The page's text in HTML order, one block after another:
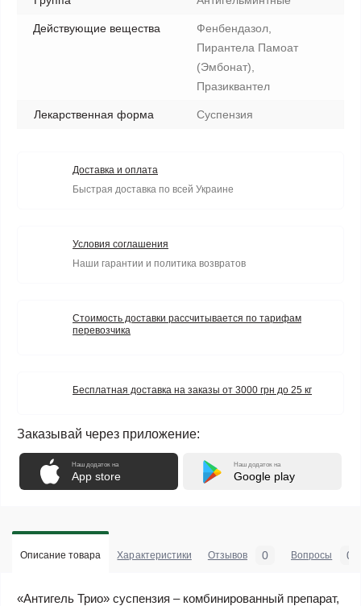
Действующие вещества
Фенбендазол,
Пирантела Памоат
(Эмбонат),
Празиквантел
Лекарственная форма Суспензия
Доставка и оплата
Быстрая доставка по всей Украине
Условия соглашения
Наши гарантии и политика возвратов
Стоимость доставки рассчитывается по тарифам
перевозчика
Бесплатная доставка на заказы от 3000 грн до 25 кг
Заказывай через приложение:
Наш додаток на
App store
Наш додаток на
Google play
Описание товара Характеристики Отзывов 0 Вопросы 0
«Антигель Трио» суспензия – комбинированный препарат,